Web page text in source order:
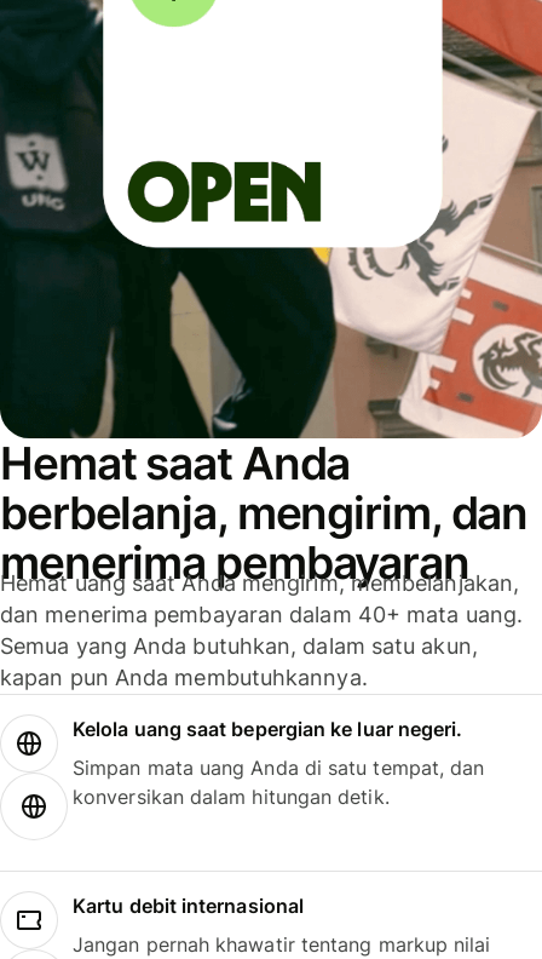
Hemat saat Anda
berbelanja, mengirim, dan
menerima pembayaran
Hemat uang saat Anda mengirim, membelanjakan,
dan menerima pembayaran dalam 40+ mata uang.
Semua yang Anda butuhkan, dalam satu akun,
kapan pun Anda membutuhkannya.
Kelola uang saat bepergian ke luar negeri.
Simpan mata uang Anda di satu tempat, dan
konversikan dalam hitungan detik.
Kartu debit internasional
Jangan pernah khawatir tentang markup nilai